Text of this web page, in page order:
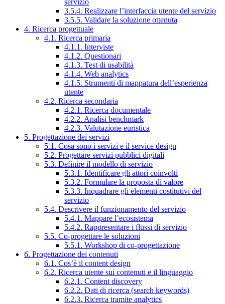
servizio
3.5.4. Realizzare l’interfaccia utente del servizio
3.5.5. Validare la soluzione ottenuta
4. Ricerca progettuale
4.1. Ricerca primaria
4.1.1. Interviste
4.1.2. Questionari
4.1.3. Test di usabilità
4.1.4. Web analytics
4.1.5. Strumenti di mappatura dell’esperienza
utente
4.2. Ricerca secondaria
4.2.1. Ricerca documentale
4.2.2. Analisi benchmark
4.2.3. Valutazione euristica
5. Progettazione dei servizi
5.1. Cosa sono i servizi e il service design
5.2. Progettare servizi pubblici digitali
5.3. Definire il modello di servizio
5.3.1. Identificare gli attori coinvolti
5.3.2. Formulare la proposta di valore
5.3.3. Inquadrare gli elementi costitutivi del
servizio
5.4. Descrivere il funzionamento del servizio
5.4.1. Mappare l’ecosistema
5.4.2. Rappresentare i flussi di servizio
5.5. Co-progettare le soluzioni
5.5.1. Workshop di co-progettazione
6. Progettazione dei contenuti
6.1. Cos’è il content design
6.2. Ricerca utente sui contenuti e il linguaggio
6.2.1. Content discovery
6.2.2. Dati di ricerca (search keywords)
6.2.3. Ricerca tramite analytics